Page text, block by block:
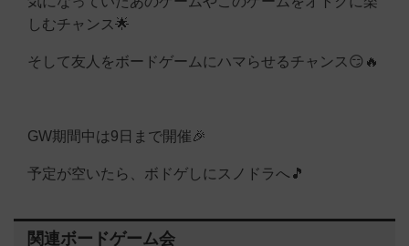
しむチャンス🌟
そして友人をボードゲームにハマらせるチャンス😏🔥
GW期間中は9日まで開催🎉
予定が空いたら、ボドゲしにスノドラへ🎵
関連ボードゲーム会